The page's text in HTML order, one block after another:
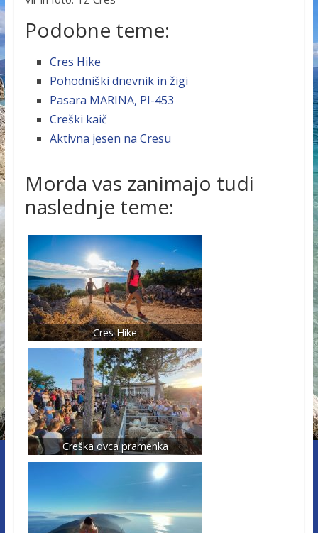
Podobne teme:
Cres Hike
Pohodniški dnevnik in žigi
Pasara MARINA, PI-453
Creški kaič
Aktivna jesen na Cresu
Morda vas zanimajo tudi
naslednje teme:
Cres Hike
Creška ovca pramenka